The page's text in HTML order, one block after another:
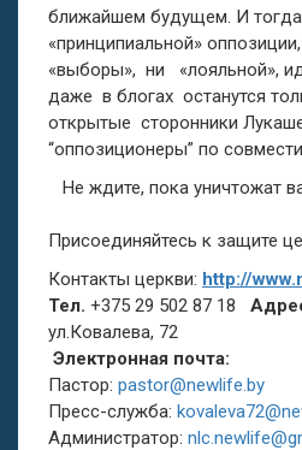
ближайшем будущем. И тогда
«принципиальной»
«выборы», ни «лояльной»,
даже в блогах останутся
открытые сторонники
“оппозиционеры” по
Не ждите, пока уничтожат
Присоединяйтесь к защите
Контакты церкви: http://
Тел. +375 29 502 87 18
ул.Ковалева, 72
Электронная почта:
Пастор: раstоr@nеwlifе.bу
Пресс-служба:
Администратор: